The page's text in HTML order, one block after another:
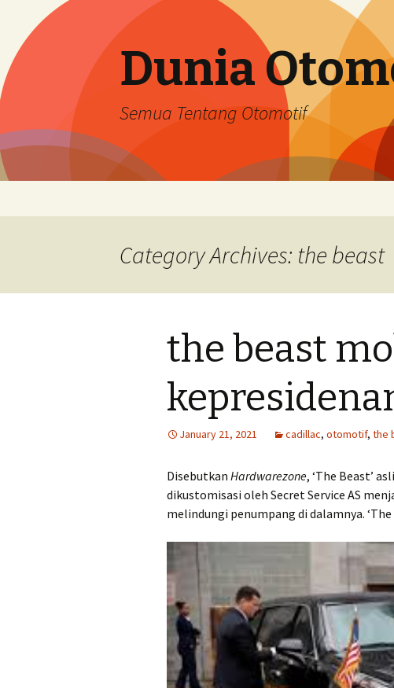
Dunia
Semua Tentang Otomotif
Category Archives: the beast
the beast
January 21, 2021 cadillac, otomotif, the
Disebutkan Hardwarezone, ‘The Beast’
dikustomisasi oleh Secret Service AS
melindungi penumpang di dalamnya.